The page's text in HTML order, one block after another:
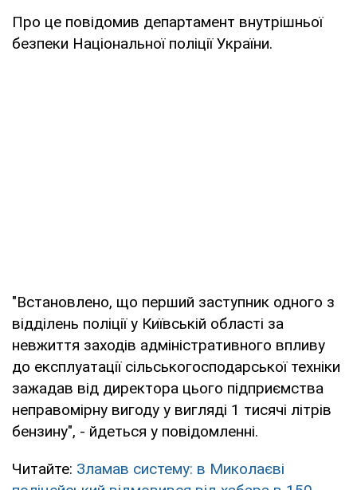
Про це повідомив департамент внутрішньої
безпеки Національної поліції України.
"Встановлено, що перший заступник одного з
відділень поліції у Київській області за
невжиття заходів адміністративного впливу
до експлуатації сільськогосподарської техніки
зажадав від директора цього підприємства
неправомірну вигоду у вигляді 1 тисячі літрів
бензину", - йдеться у повідомленні.
Читайте: Зламав систему: в Миколаєві